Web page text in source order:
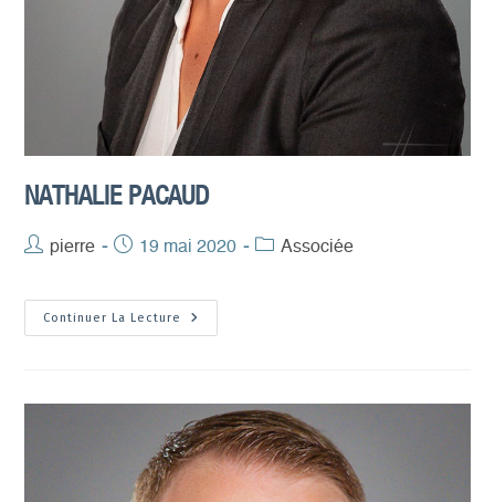
NATHALIE PACAUD
Auteur/autrice
la
publication :
pierre
Publication
19 mai 2020
PostAssociée
Continuer La Lecture
Nathalie
Pacaud